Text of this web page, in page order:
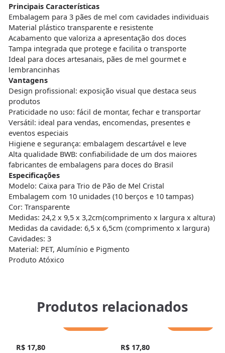
Principais Características
Embalagem para 3 pães de mel com cavidades individuais
Material plástico transparente e resistente
Acabamento que valoriza a apresentação dos doces
Tampa integrada que protege e facilita o transporte
Ideal para doces artesanais, pães de mel gourmet e
lembrancinhas
Vantagens
Design profissional: exposição visual que destaca seus
produtos
Praticidade no uso: fácil de montar, fechar e transportar
Versátil: ideal para vendas, encomendas, presentes e
eventos especiais
Higiene e segurança: embalagem descartável e leve
Alta qualidade BWB: confiabilidade de um dos maiores
fabricantes de embalagens para doces do Brasil
Especificações
Modelo: Caixa para Trio de Pão de Mel Cristal
Embalagem com 10 unidades (10 berços e 10 tampas)
Cor: Transparente
Medidas: 24,2 x 9,5 x 3,2cm(comprimento x largura x altura)
Medidas da cavidade: 6,5 x 6,5cm (comprimento x largura)
Cavidades: 3
Material: PET, Alumínio e Pigmento
Produto Atóxico
Produtos relacionados
R$ 17,80 R$ 17,80